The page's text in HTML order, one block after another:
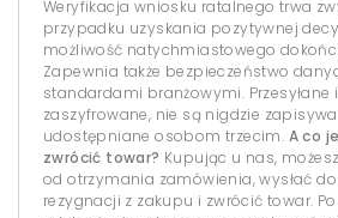
Weryfikacja wniosku ratalnego trwa
przypadku uzyskania pozytywnej
możliwość natychmiastowego
Zapewnia także bezpieczeństwo
standardami branżowymi.
zaszyfrowane, nie są nigdzie
udostępniane osobom trzecim. A co
zwrócić towar? Kupując u nas,
od otrzymania zamówienia, wysłać
rezygnacji z zakupu i zwrócić towar.